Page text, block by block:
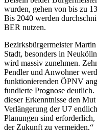
wurden, gehen von bis zu
Bis 2040 werden
BER nutzen.
Bezirksbürgermeister
Stadt, besonders in
wird massiv zunehmen.
Pendler und Anwohner
funktionierenden ÖPNV
fundierte Prognose
dieser Erkenntnisse den
Verlängerung der U7
Planungen sind
der Zukunft zu vermeiden.“